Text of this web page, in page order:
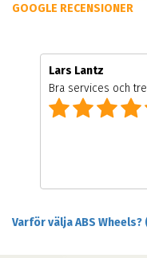
GOOGLE RECENSIONER
Lars Lantz
Bra services och
Varför välja ABS Wheels?